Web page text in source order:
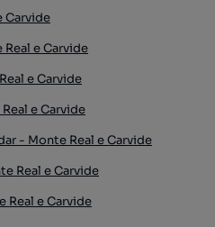
Carvide
e Carvide
e Carvide
e Carvide
- Monte Real e Carvide
Real e Carvide
Real e Carvide